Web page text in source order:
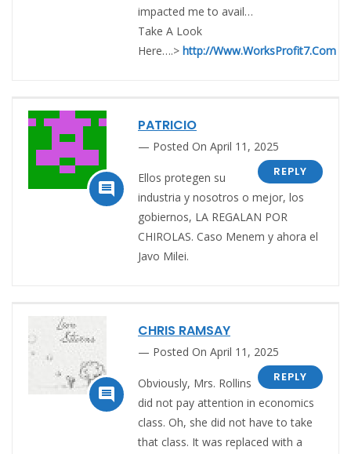
impacted me to avail…
Take A Look
Here….> http://Www.WorksProfit7.Com

PATRICIO
Posted On April 11, 2025
REPLY
Ellos protegen su
industria y nosotros o mejor, los
gobiernos, LA REGALAN POR
CHIROLAS. Caso Menem y ahora el
Javo Milei.

CHRIS RAMSAY
Posted On April 11, 2025
REPLY
Obviously, Mrs. Rollins
did not pay attention in economics
class. Oh, she did not have to take
that class. It was replaced with a